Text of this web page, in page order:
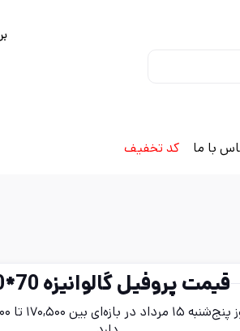
با ما کد تخفیف
قیمت پروفیل گالوانیزه 70*70